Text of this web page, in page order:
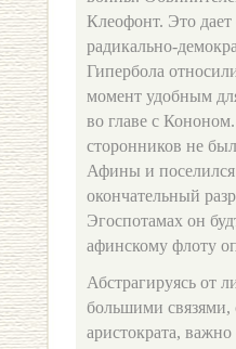
Клеофонт. Это
радикально-
Гипербола
момент удобным
во главе с
сторонников не
Афины и
окончательный
Эгоспотамах он
афинскому флоту
Абстрагируясь от
большими связями,
аристократа,